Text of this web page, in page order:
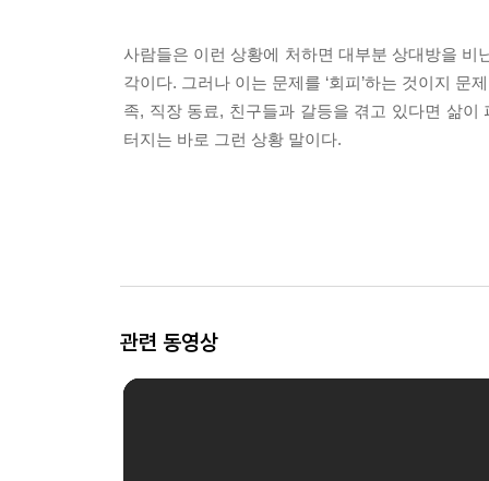
사람들은 이런 상황에 처하면 대부분 상대방을 비
각이다. 그러나 이는 문제를 ‘회피’하는 것이지 문
족, 직장 동료, 친구들과 갈등을 겪고 있다면 삶
터지는 바로 그런 상황 말이다.
관련 동영상